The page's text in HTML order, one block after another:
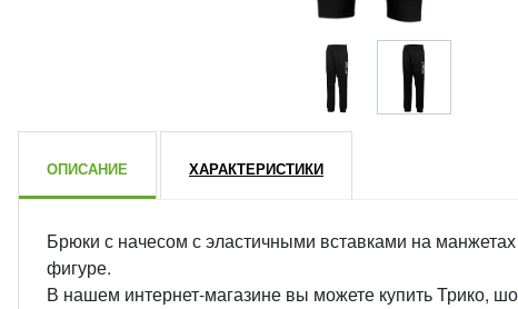
ОПИСАНИЕ ХАРАКТЕРИСТИКИ
Брюки с начесом с эластичными вставками на
фигуре.
В нашем интернет-магазине вы можете купить Трико,